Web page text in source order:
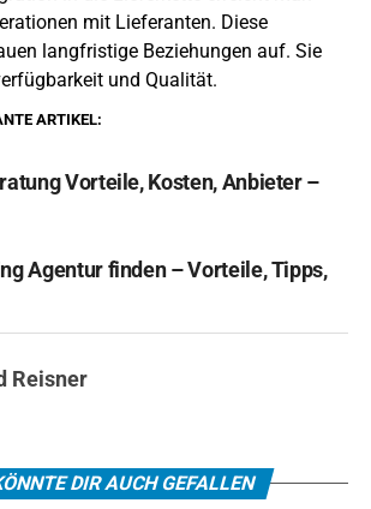
mit Lieferanten. Diese
langfristige Beziehungen auf. Sie
und Qualität.
ARTIKEL:
Vorteile, Kosten, Anbieter –
Agentur finden – Vorteile, Tipps,
Reisner
DIR AUCH GEFALLEN